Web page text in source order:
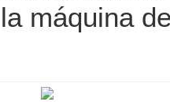
máquina